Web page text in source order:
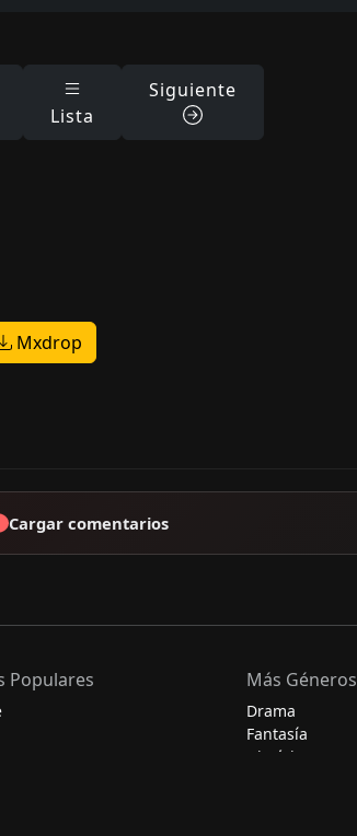
Lista
Siguiente
Mxdrop
Cargar comentarios
Populares Más Géneros
Drama
Fantasía
Histórico